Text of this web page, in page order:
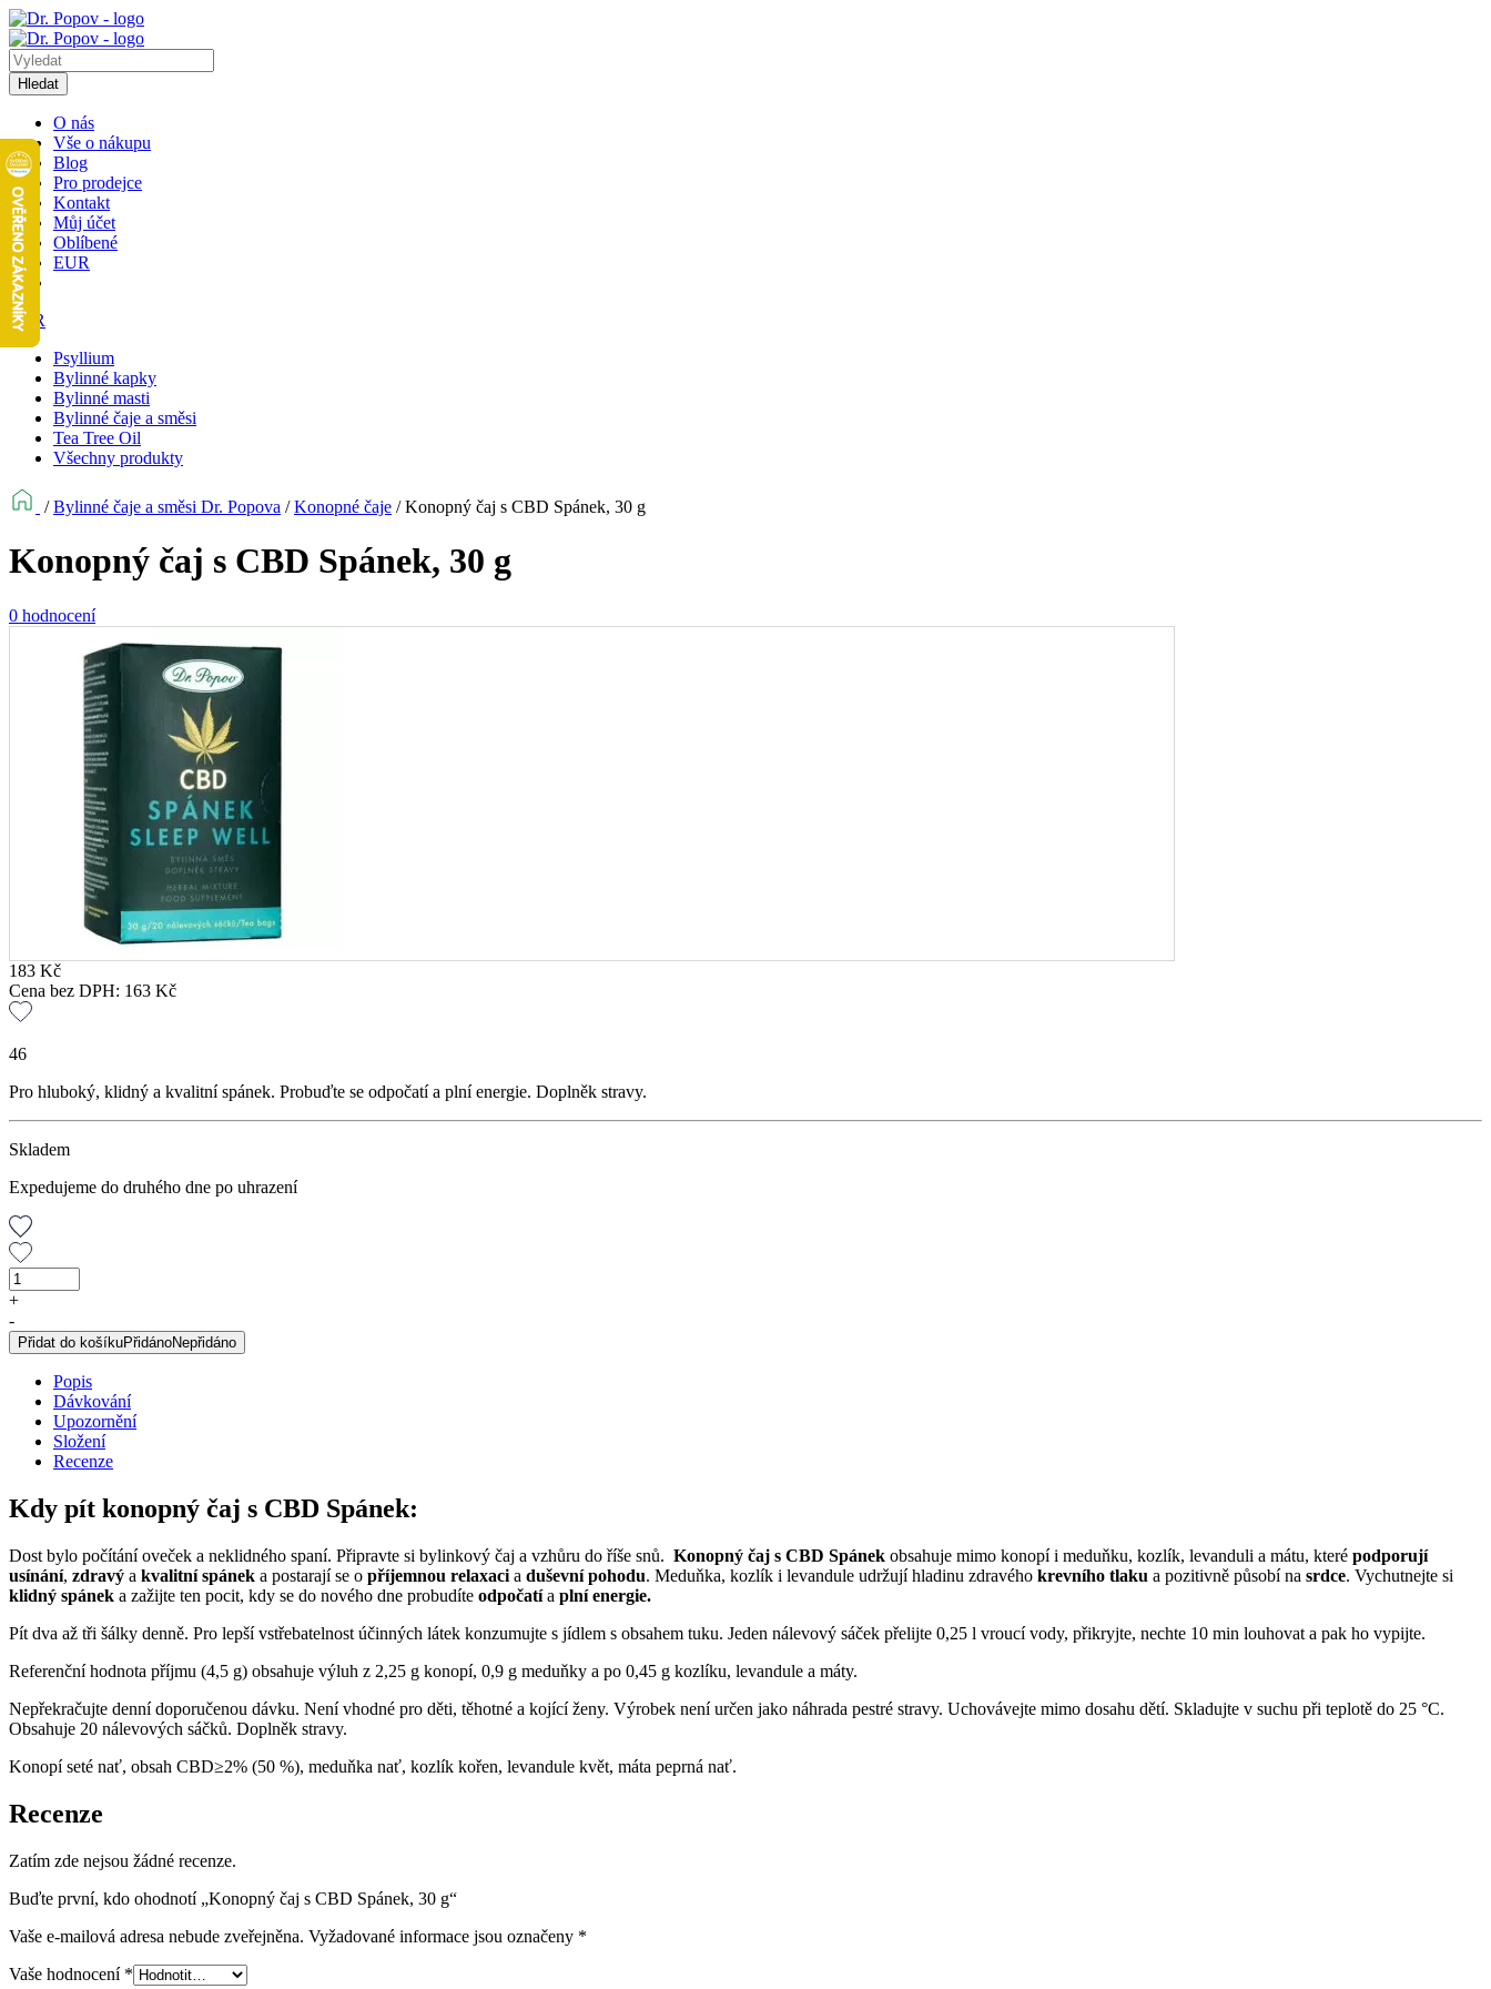
Hledat
O nás
Vše o nákupu
Blog
Pro prodejce
Kontakt
Můj účet
Oblíbené
EUR
EUR
Psyllium
Bylinné kapky
Bylinné masti
Bylinné čaje a směsi
Tea Tree Oil
Všechny produkty
/Bylinné čaje a směsi Dr. Popova /Konopné čaje /Konopný čaj s CBD Spánek, 30 g
Konopný čaj s CBD Spánek, 30 g
0 hodnocení
183 Kč
Cena bez DPH: 163 Kč
46
Pro hluboký, klidný a kvalitní spánek. Probuďte se odpočatí a plní energie. Doplněk stravy.
Skladem
Expedujeme do druhého dne po uhrazení
Konopný
čaj
CBD
Spánek,
množství
+
-
Přidat do košíkuPřidánoNepřidáno
Popis
Dávkování
Upozornění
Složení
Recenze
Kdy pít konopný čaj s CBD Spánek:
Dost bylo počítání oveček a neklidného spaní. Připravte si bylinkový čaj a vzhůru do říše snů. Konopný čaj s CBD Spánek obsahuje mimo konopí i meduňku, kozlík, levanduli a mátu, které podporují
usínání, zdravý a kvalitní spánek a postarají se o příjemnou relaxaci a duševní pohodu. Meduňka, kozlík i levandule udržují hladinu zdravého krevního tlaku a pozitivně působí na srdce. Vychutnejte si
klidný spánek a zažijte ten pocit, kdy se do nového dne probudíte odpočatía plní energie.
Pít dva až tři šálky denně. Pro lepší vstřebatelnost účinných látek konzumujte s jídlem s obsahem tuku. Jeden nálevový sáček přelijte 0,25 l vroucí vody, přikryjte, nechte 10 min louhovat a pak ho vypijte.
Referenční hodnota příjmu (4,5 g) obsahuje výluh z 2,25 g konopí, 0,9 g meduňky a po 0,45 g kozlíku, levandule a máty.
Nepřekračujte denní doporučenou dávku. Není vhodné pro děti, těhotné a kojící ženy. Výrobek není určen jako náhrada pestré stravy. Uchovávejte mimo dosahu dětí. Skladujte v suchu při teplotě do 25 °C.
Obsahuje 20 nálevových sáčků. Doplněk stravy.
Konopí seté nať, obsah CBD≥2% (50 %), meduňka nať, kozlík kořen, levandule květ, máta peprná nať.
Recenze
Zatím zde nejsou žádné recenze.
Buďte první, kdo ohodnotí „Konopný čaj s CBD Spánek, 30 g“
Vaše e-mailová adresa nebude zveřejněna. Vyžadované informace jsou označeny *
Vaše hodnocení *